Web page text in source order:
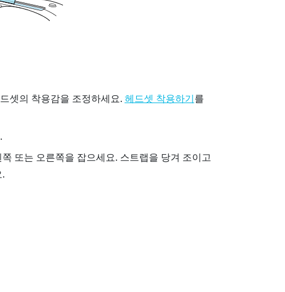
셋의 착용감을 조정하세요. 헤드셋 착용하기 를
또는 오른쪽을 잡으세요. 스트랩을 당겨 조이고